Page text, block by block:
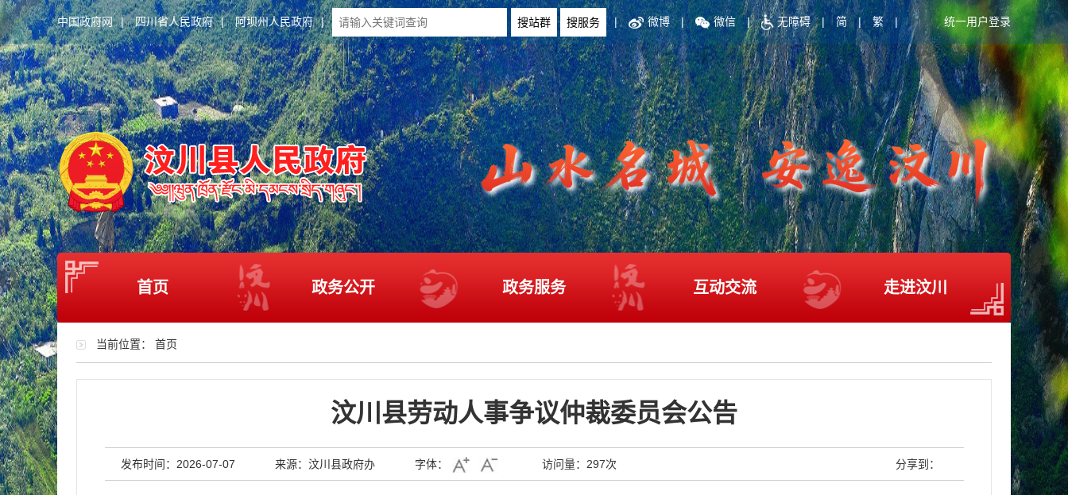
中国政府网 | 四川省人民政府 | 阿坝州人民政府 | | 微博 | 微信 | 无障碍 | 简 | 繁 | 统一用户登录
首页 政务公开 政务服务 互动交流 走进汶川
当前位置： 首页
汶川县劳动人事争议仲裁委员会公告
发布时间：2026-07-07 来源：汶川县政府办 字体： 访问量： 297次 分享到：